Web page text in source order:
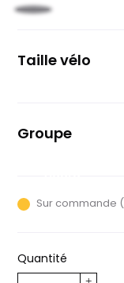
Noir
Taille vélo
Groupe
Sur commande (
Quantité